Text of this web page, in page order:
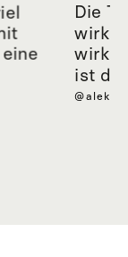
Die
ist